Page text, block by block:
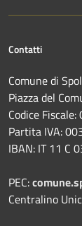
Contatti
Comune di
Piazza del
Codice
Partita IVA:
IBAN: IT 11 C
PEC:
Centralino